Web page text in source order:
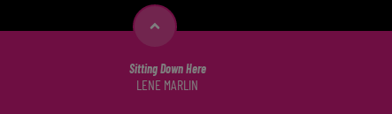
Sitting Down Here
LENE MARLIN